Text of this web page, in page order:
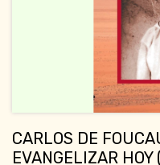
CARLOS DE
EVANGELIZAR